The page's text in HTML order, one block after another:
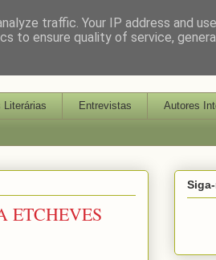
Literárias Entrevistas Autores
ETCHEVES
traffic. Your IP address and
to ensure quality of service,